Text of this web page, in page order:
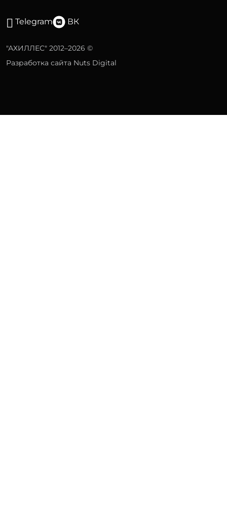
Telegram ВК
"АХИЛЛЕС" 2012–2026 ©
Разработка сайта Nuts Digital